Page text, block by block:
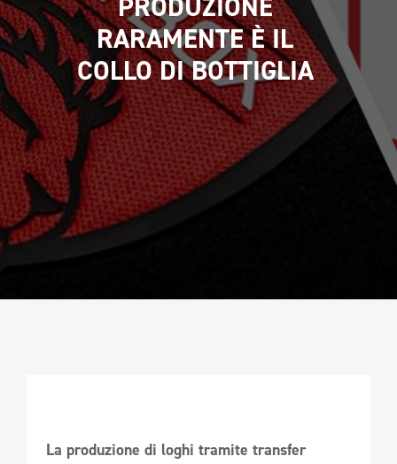
NEWSLETTERRARAMENTE È IL
COLLO DI BOTTIGLIA
La produzione di loghi tramite transfer